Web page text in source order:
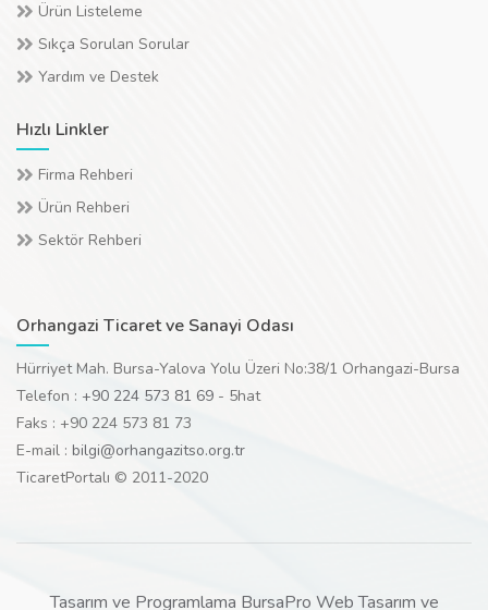
Ürün Listeleme
Sıkça Sorulan Sorular
Yardım ve Destek
Hızlı Linkler
Firma Rehberi
Ürün Rehberi
Sektör Rehberi
Orhangazi Ticaret ve Sanayi Odası
Hürriyet Mah. Bursa-Yalova Yolu Üzeri No:38/1 Orhangazi-Bursa
Telefon : +90 224 573 81 69 - 5hat
Faks : +90 224 573 81 73
E-mail : bilgi@orhangazitso.org.tr
TicaretPortalı © 2011-2020
Tasarım ve Programlama BursaPro Web Tasarım ve